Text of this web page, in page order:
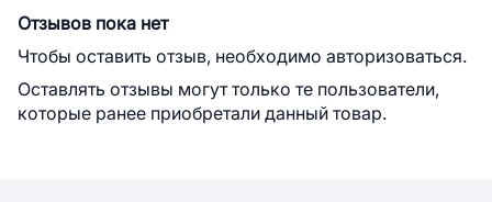
Отзывов пока нет
Чтобы оставить отзыв, необходимо авторизоваться.
Оставлять отзывы могут только те пользователи,
которые ранее приобретали данный товар.